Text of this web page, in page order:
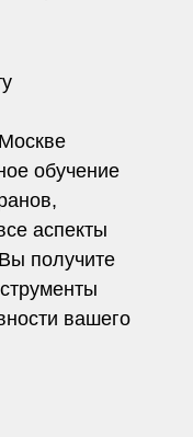
обучение
аспекты
получите
вашего